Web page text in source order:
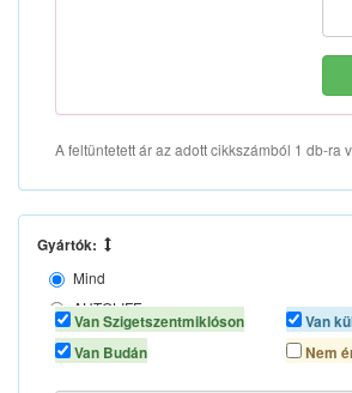
A feltüntetett ár az adott cikkszámból 1 db-ra
Gyártók:
Mind
AUTOLIFE
N/A
TOPRAN
Van Szigetszentmiklóson
Van Budán
Van
Nem